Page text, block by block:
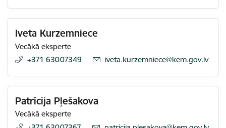
Iveta Kurzemniece
Vecākā eksperte
+371 63007349
E-pasts:
iveta.kurzemniece@kem.gov.lv
Patrīcija Pļešakova
Vecākā eksperte